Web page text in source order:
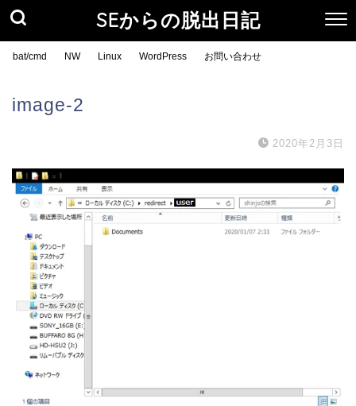
SEからの脱出日記
bat/cmd NW Linux WordPress お問い合わせ
image-2
2020年2月3日